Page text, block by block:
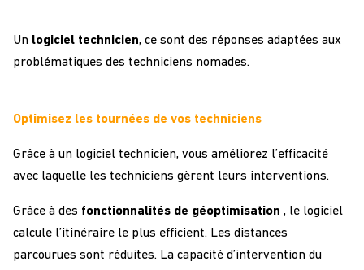
Un logiciel technicien, ce sont des réponses adaptées aux
problématiques des techniciens nomades.
Optimisez les tournées de vos techniciens
Grâce à un logiciel technicien, vous améliorez l’efficacité
avec laquelle les techniciens gèrent leurs interventions.
Grâce à des fonctionnalités de géoptimisation , le logiciel
calcule l’itinéraire le plus efficient. Les distances
parcourues sont réduites. La capacité d’intervention du